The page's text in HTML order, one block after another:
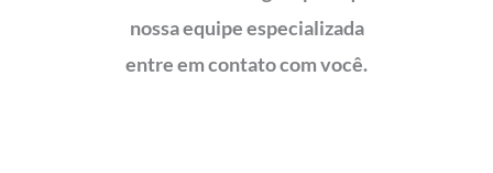
nossa equipe especializada
entre em contato com você.